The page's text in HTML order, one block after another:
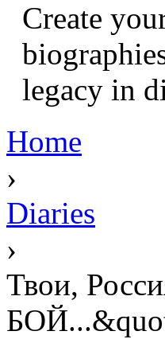
Create
legacy in
Home
›
Diaries
›
Твои,